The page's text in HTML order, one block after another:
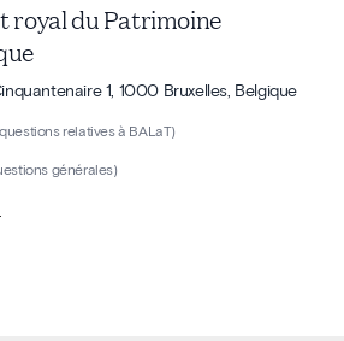
royal du Patrimoine
1, 1000 Bruxelles, Belgique
relatives à BALaT)
générales)